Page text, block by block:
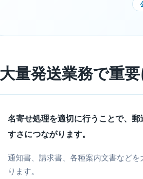
大量発送業務で重
名寄せ処理を適切に行うことで、
すさにつながります。
通知書、請求書、各種案内文書など
ります。